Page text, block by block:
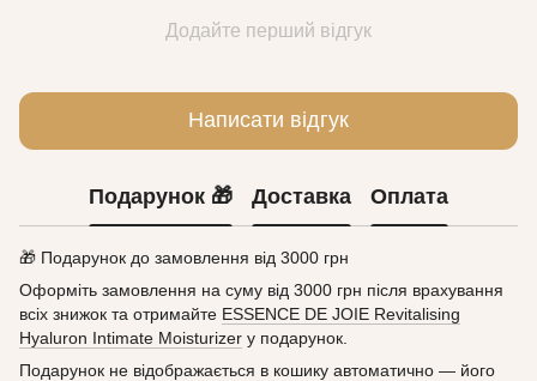
Додайте перший відгук
Написати відгук
Подарунок 🎁 Доставка Оплата
🎁 Подарунок до замовлення від 3000 грн
Оформіть замовлення на суму від 3000 грн після врахування
всіх знижок та отримайте ESSENCE DE JOIE Revitalising
Hyaluron Intimate Moisturizer у подарунок.
Подарунок не відображається в кошику автоматично — його